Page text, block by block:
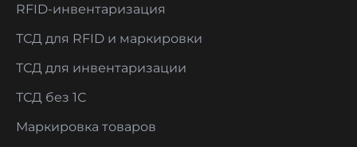
RFID-инвентаризация
ТСД для RFID и маркировки
ТСД для инвентаризации
ТСД без 1С
Маркировка товаров